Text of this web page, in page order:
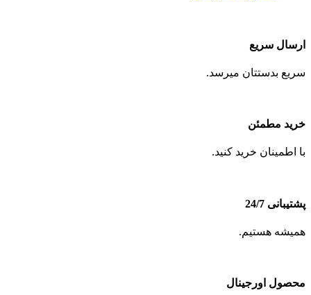
ارسال سریع
سریع بدستتان میرسد.
خرید مطمئن
با اطمینان خرید کنید.
پشتیبانی 24/7
همیشه هستیم.
محصول اورجینال